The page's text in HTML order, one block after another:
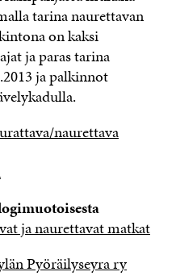
tarina naurettavan
on kaksi
ja paras tarina
ja palkinnot
naurettava
ja naurettavat matkat
Pyöräilyseyra ry